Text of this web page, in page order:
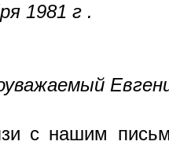
1981 г .
с нашим